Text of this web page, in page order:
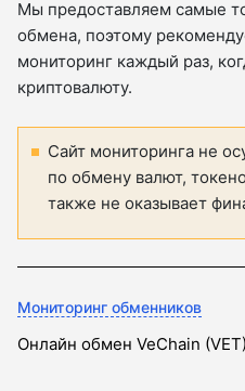
Мы предоставляем самые
обмена, поэтому
мониторинг каждый раз,
криптовалюту.
Сайт мониторинга не
по обмену валют,
также не оказывает
Мониторинг обменников
Онлайн обмен VeChain